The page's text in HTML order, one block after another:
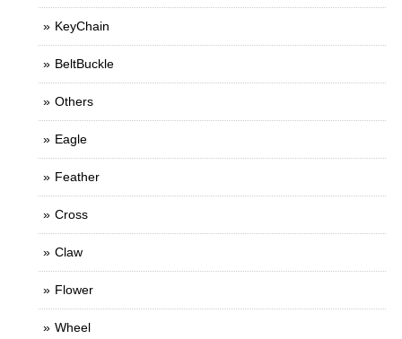
KeyChain
BeltBuckle
Others
Eagle
Feather
Cross
Claw
Flower
Wheel